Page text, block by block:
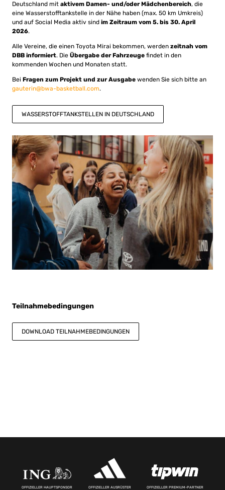
Deutschland mit aktivem Damen- und/oder Mädchenbereich, die
eine Wasserstofftankstelle in der Nähe haben (max. 50 km Umkreis)
und auf Social Media aktiv sind im Zeitraum vom 5. bis 30. April
2026.
Alle Vereine, die einen Toyota Mirai bekommen, werden zeitnah vom
DBB informiert. Die Übergabe der Fahrzeuge findet in den
kommenden Wochen und Monaten statt.
Bei Fragen zum Projekt und zur Ausgabe wenden Sie sich bitte an
gauterin@bwa-basketball.com.
WASSERSTOFFTANKSTELLEN IN DEUTSCHLAND
Teilnahmebedingungen
DOWNLOAD TEILNAHMEBEDINGUNGEN
OFFIZIELLER HAUPTSPONSOR OFFIZIELLER AUSRÜSTER OFFIZIELLER PREMIUM-PARTNER